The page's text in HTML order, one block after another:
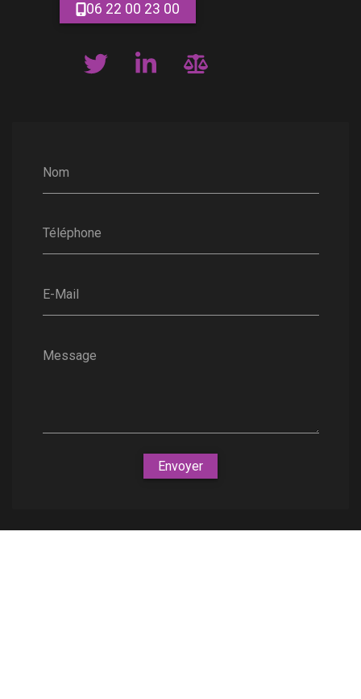
Nom
Téléphone
E-Mail
Message
Envoyer
06 22 00 23 00